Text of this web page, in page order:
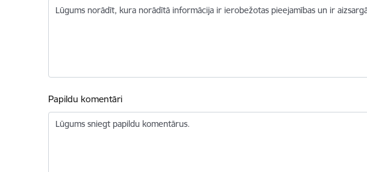
Lūgums norādīt, kura norādītā informācija ir ierobežotas pieejamības un ir
Papildu komentāri
Lūgums sniegt papildu komentārus.